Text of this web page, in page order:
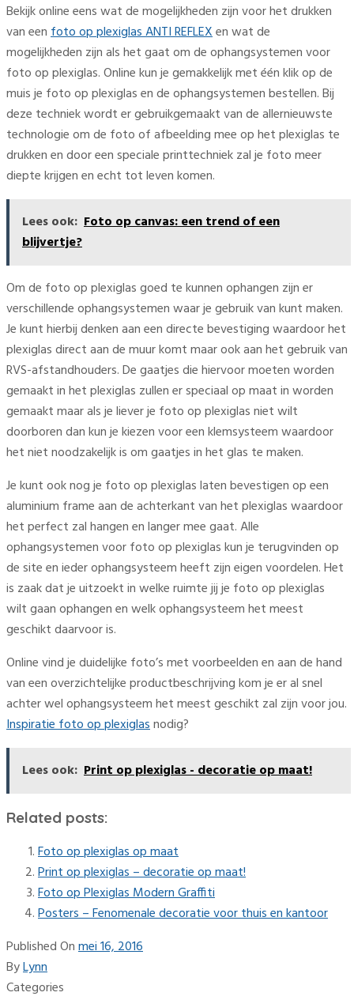
Bekijk online eens wat de mogelijkheden zijn voor het drukken
van eenfoto op plexiglas ANTI REFLEXen wat de
mogelijkheden zijn als het gaat om de ophangsystemen voor
foto op plexiglas. Online kun je gemakkelijk met één klik op de
muis je foto op plexiglas en de ophangsystemen bestellen. Bij
deze techniek wordt er gebruikgemaakt van de allernieuwste
technologie om de foto of afbeelding mee op het plexiglas te
drukken en door een speciale printtechniek zal je foto meer
diepte krijgen en echt tot leven komen.
Lees ook: Foto op canvas: een trend of een
blijvertje?
Om de foto op plexiglas goed te kunnen ophangen zijn er
verschillende ophangsystemen waar je gebruik van kunt maken.
Je kunt hierbij denken aan een directe bevestiging waardoor het
plexiglas direct aan de muur komt maar ook aan het gebruik van
RVS-afstandhouders. De gaatjes die hiervoor moeten worden
gemaakt in het plexiglas zullen er speciaal op maat in worden
gemaakt maar als je liever je foto op plexiglas niet wilt
doorboren dan kun je kiezen voor een klemsysteem waardoor
het niet noodzakelijk is om gaatjes in het glas te maken.
Je kunt ook nog je foto op plexiglas laten bevestigen op een
aluminium frame aan de achterkant van het plexiglas waardoor
het perfect zal hangen en langer mee gaat. Alle
ophangsystemen voor foto op plexiglas kun je terugvinden op
de site en ieder ophangsysteem heeft zijn eigen voordelen. Het
is zaak dat je uitzoekt in welke ruimte jij je foto op plexiglas
wilt gaan ophangen en welk ophangsysteem het meest
geschikt daarvoor is.
Online vind je duidelijke foto’s met voorbeelden en aan de hand
van een overzichtelijke productbeschrijving kom je er al snel
achter wel ophangsysteem het meest geschikt zal zijn voor jou.
Inspiratie foto op plexiglasnodig?
Lees ook: Print op plexiglas - decoratie op maat!
Related posts:
Foto op plexiglas op maat
Print op plexiglas – decoratie op maat!
Foto op Plexiglas Modern Graffiti
Posters – Fenomenale decoratie voor thuis en kantoor
Published Onmei 16, 2016
ByLynn
Categories